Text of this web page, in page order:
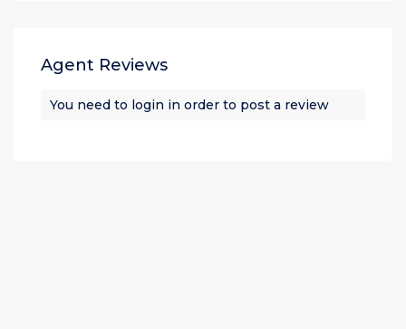
Agent Reviews
You need to login in order to post a review